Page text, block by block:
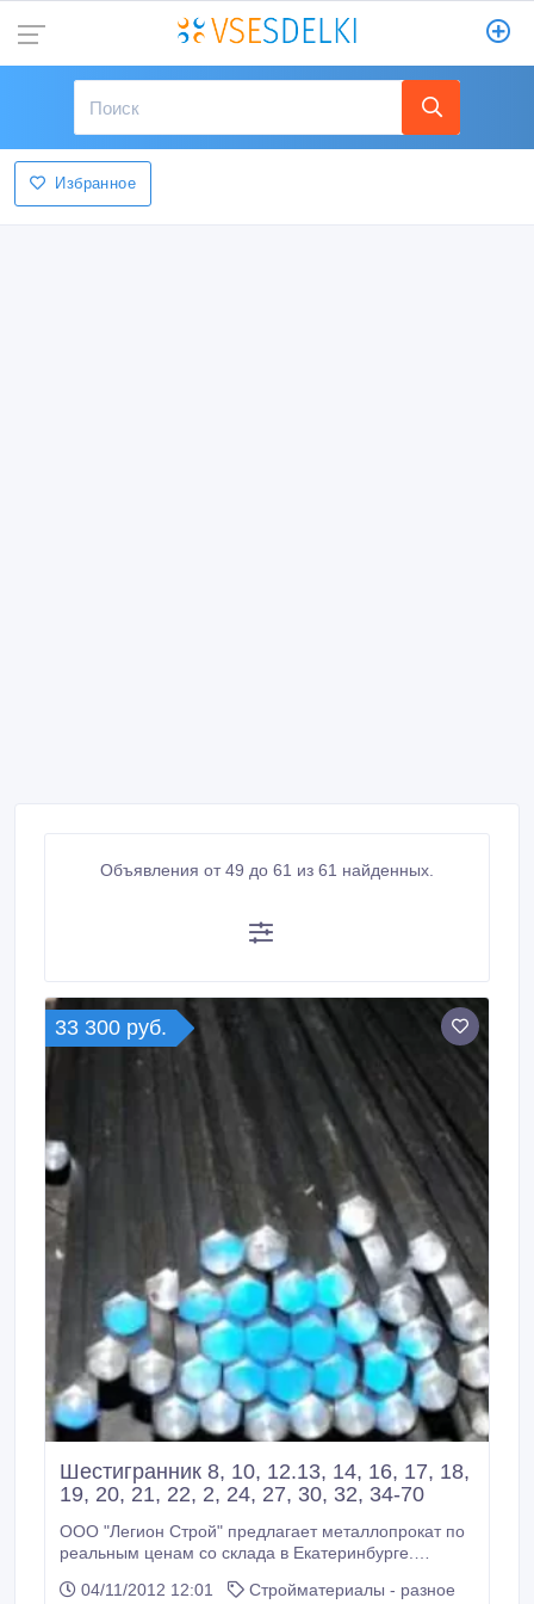
Избранное
Объявления от 49 до 61 из 61 найденных.
33 300 руб.
Шестигранник 8, 10, 12.13, 14, 16, 17, 18,
19, 20, 21, 22, 2, 24, 27, 30, 32, 34-70
ООО "Легион Строй" предлагает металлопрокат по
реальным ценам со склада в Екатеринбурге.
Оперативная доставка, резка в размер.
04/11/2012 12:01
Стройматериалы - разное